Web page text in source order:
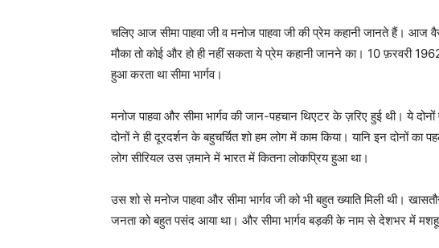
चलिए आज सीमा पाहवा जी व मनोज पाहवा जी की प्रेम कहानी जानते हैं। आज
मौका तो कोई और हो ही नहीं सकता ये प्रेम कहानी जानने का। 10 फ़रवरी
हुआ करता था सीमा भार्गव।
मनोज पाहवा और सीमा भार्गव की जान-पहचान थिएटर के ज़रिए हुई थी। ये
दोनों ने ही दूरदर्शन के बहुचर्चित शो हम लोग में काम किया। यानि इन दोनों का
लोग सीरियल उस ज़माने में भारत में कितना लोकप्रिय हुआ था।
उस शो से मनोज पाहवा और सीमा भार्गव जी को भी बहुत ख्याति मिली थी।
जनता को बहुत पसंद आया था। और सीमा भार्गव बड़की के नाम से देशभर में